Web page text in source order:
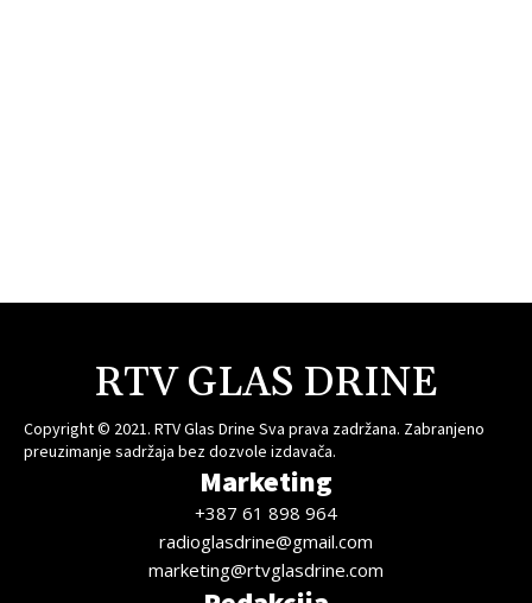
RTV GLAS DRINE
Copyright © 2021. RTV Glas Drine Sva prava zadržana. Zabranjeno
preuzimanje sadržaja bez dozvole izdavača.
Marketing
+387 61 898 964
radioglasdrine@gmail.com
marketing@rtvglasdrine.com